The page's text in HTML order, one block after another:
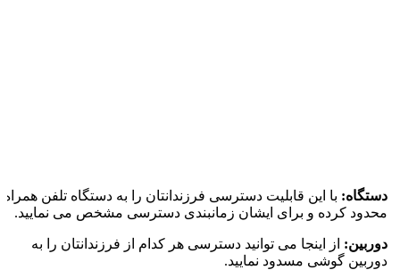
دستگاه: با این قابلیت دسترسی فرزندانتان را به دستگاه تلفن همراه
محدود کرده و برای ایشان زمانبندی دسترسی مشخص می نمایید.
دوربین: از اینجا می توانید دسترسی هر کدام از فرزندانتان را به
دوربین گوشی مسدود نمایید.